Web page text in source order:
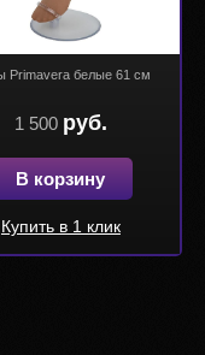
Primavera белые 61 см
1 500 руб.
В корзину
Купить в 1 клик